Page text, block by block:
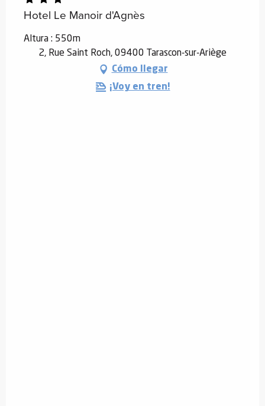
Hotel Le Manoir d'Agnès
Altura : 550m
2, Rue Saint Roch, 09400 Tarascon-sur-Ariège
Cómo llegar
¡Voy en tren!